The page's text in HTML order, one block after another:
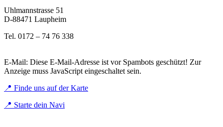
Uhlmannstrasse 51
D-88471 Laupheim
Tel. 0172 – 74 76 338
E-Mail: Diese E-Mail-Adresse ist vor Spambots geschützt! Zur
Anzeige muss JavaScript eingeschaltet sein.
📍 Finde uns auf der Karte
📍 Starte dein Navi